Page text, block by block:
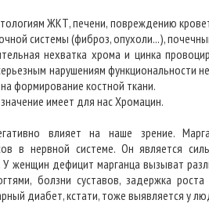
ЖКТ, печени, повреждению
системы (фиброз, опухоли...),
нехватка хрома и цинка
нарушениям функциональности
формирование костной ткани.
имеет для нас Хромацин.
влияет на наше зрение.
в нервной системе. Он является
женщин дефицит марганца вызыват
болзни суставов, задержка
диабет, кстати, тоже выявляется у